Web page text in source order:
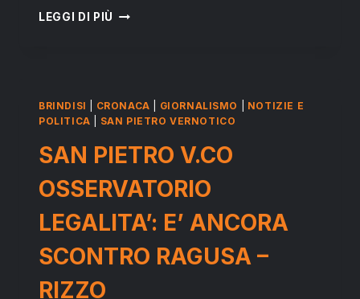
LEGGI DI PIÙ RIZZO
LEGALITA’:
ULTIMO
BRINDISI CRONACA GIORNALISMO
NOTIZIE E
POLITICA
SAN PIETRO VERNOTICO
SAN PIETRO V.CO
OSSERVATORIO
LEGALITA’: E’ ANCORA
SCONTRO RAGUSA –
RIZZO